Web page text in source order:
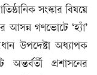
সংস্কার বিষয়ে
আসন্ন গণভোটে ‘হ্যাঁ’
উপদেষ্টা অধ্যাপক
প্রশাসনের